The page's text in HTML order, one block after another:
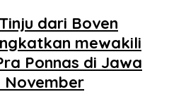
dari Boven
mewakili
Ponnas di Jawa
November